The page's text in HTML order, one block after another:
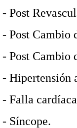
- Post
- Post Cambio
- Post Cambio
- Hipertensión
- Falla
- Síncope.